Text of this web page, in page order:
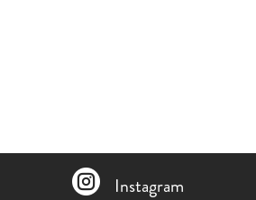
 Instagram